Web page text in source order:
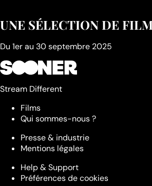
UNE SÉLECTION DE
Du 1er au 30 septembre 2025
Stream Different
Films
Qui sommes-nous ?
Presse & industrie
Mentions légales
Help & Support
Préférences de cookies